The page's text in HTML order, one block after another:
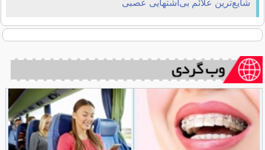
شایع‌ترین علائم بی‌اشتهایی عصبی